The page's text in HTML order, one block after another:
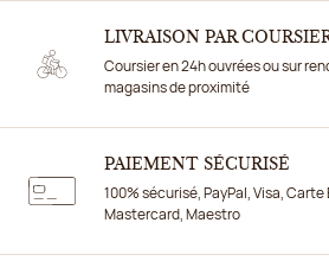
LIVRAISON PAR
Coursier en 24h ouvrées ou sur
magasins de proximité
PAIEMENT SÉCURISÉ
100% sécurisé, PayPal, Visa,
Mastercard, Maestro